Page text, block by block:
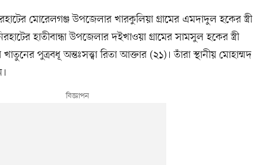
মোরেলগঞ্জ উপজেলার খারকুলিয়া গ্রামের এমদাদুল হকের স্ত্রী
হাতীবান্ধা উপজেলার দইখাওয়া গ্রামের সামসুল হকের স্ত্রী
পুত্রবধূ অন্তঃসত্ত্বা রিতা আক্তার (২১)। তাঁরা স্থানীয় মোহাম্মদ